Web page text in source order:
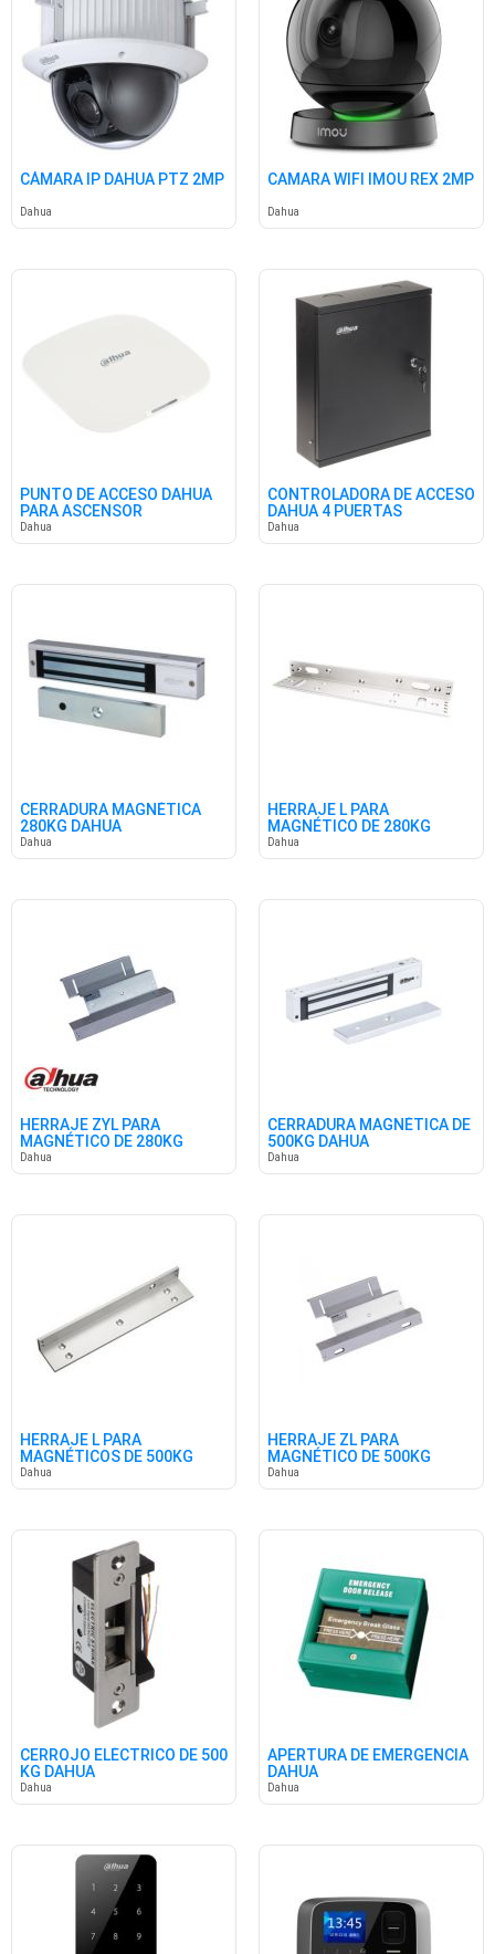
CÁMARA IP DAHUA PTZ 2MP
Dahua
CAMARA WIFI IMOU REX 2MP
Dahua
PUNTO DE ACCESO DAHUA
PARA ASCENSOR
Dahua
CONTROLADORA DE ACCESO
DAHUA 4 PUERTAS
Dahua
CERRADURA MAGNÉTICA
280KG DAHUA
Dahua
HERRAJE L PARA
MAGNÉTICO DE 280KG
DAHUA
Dahua
HERRAJE ZYL PARA
MAGNÉTICO DE 280KG
DAHUA
Dahua
CERRADURA MAGNÉTICA DE
500KG DAHUA
Dahua
HERRAJE L PARA
MAGNÉTICOS DE 500KG
DAHUA
Dahua
HERRAJE ZL PARA
MAGNÉTICO DE 500KG
DAHUA
Dahua
CERROJO ELÉCTRICO DE 500
KG DAHUA
Dahua
APERTURA DE EMERGENCIA
DAHUA
Dahua